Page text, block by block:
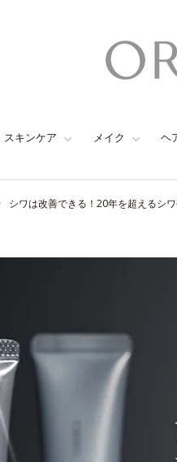
スキンケア メイク ヘ
シワは改善できる！20年を超えるシ